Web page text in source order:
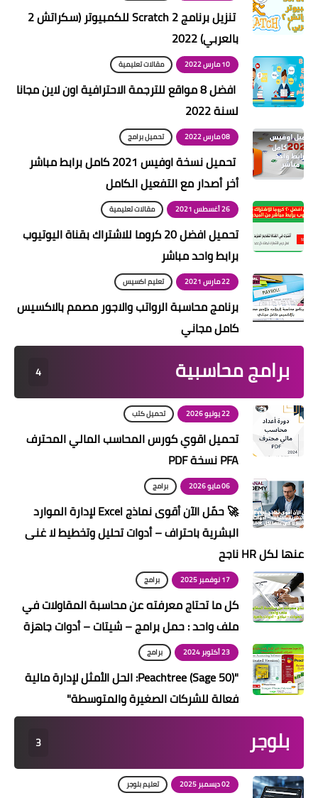
تنزيل برنامج Scratch 2 للكمبيوتر (سكراتش 2
بالعربي) 2022
10 مارس 2022 مقالات تعليمية
افضل 8 مواقع للترجمة الاحترافية اون لاين مجانا
لسنة 2022
08 مارس 2022 تحميل برامج
تحميل نسخة اوفيس 2021 كامل برابط مباشر
أخر أصدار مع التفعيل الكامل
26 أغسطس 2021 مقالات تعليمية
تحميل افضل 20 كروما للاشتراك بقناة اليوتيوب
برابط واحد مباشر
22 مارس 2021 تعليم اكسيس
برنامج محاسبة الرواتب والاجور مصمم بالاكسيس
كامل مجاني
برامج محاسبية 4
22 يونيو 2026 تحميل كتب
تحميل اقوي كورس المحاسب المالي المحترف
PFA نسخة PDF
06 مايو 2026 برامج
🚀 حمّل الآن أقوى نماذج Excel لإدارة الموارد
البشرية باحتراف – أدوات تحليل وتخطيط لا غنى
عنها لكل HR ناجح
17 نوفمبر 2025 برامج
كل ما تحتاج معرفته عن محاسبة المقاولات في
ملف واحد : حمل برامج – شيتات – أدوات جاهزة
23 أكتوبر 2024 برامج
"Peachtree (Sage 50): الحل الأمثل لإدارة مالية
فعالة للشركات الصغيرة والمتوسطة"
بلوجر 3
02 ديسمبر 2025 تعليم بلوجر